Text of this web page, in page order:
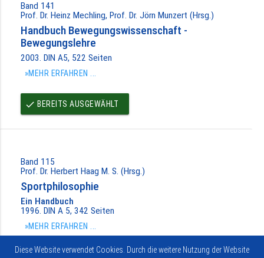
Band 141
Prof. Dr. Heinz Mechling, Prof. Dr. Jörn Munzert (Hrsg.)
Handbuch Bewegungswissenschaft -
Bewegungslehre
2003. DIN A5, 522 Seiten
»MEHR ERFAHREN ...
done BEREITS AUSGEWÄHLT
Band 115
Prof. Dr. Herbert Haag M. S. (Hrsg.)
Sportphilosophie
Ein Handbuch
1996. DIN A 5, 342 Seiten
»MEHR ERFAHREN ...
Diese Website verwendet Cookies. Durch die weitere Nutzung der Website